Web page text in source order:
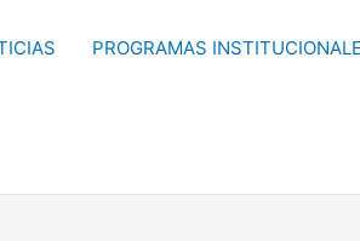
PROGRAMAS